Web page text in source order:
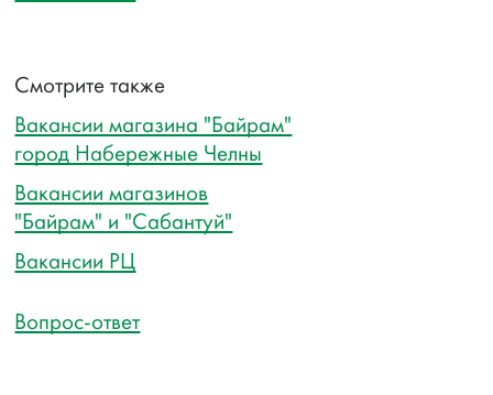
Смотрите также
Вакансии магазина "Байрам"
город Набережные Челны
Вакансии магазинов
"Байрам" и "Сабантуй"
Вакансии РЦ
Вопрос-ответ